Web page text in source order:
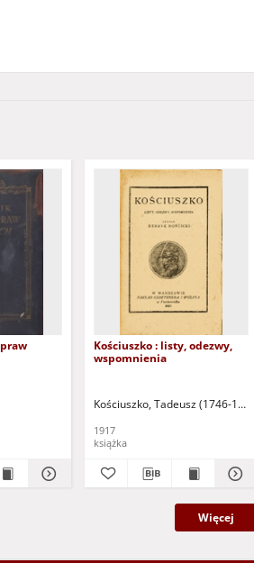
Kościuszko : listy, odezwy,
wspomnienia
Kościuszko, Tadeusz (1746-1817)
1917
książka
Więcej